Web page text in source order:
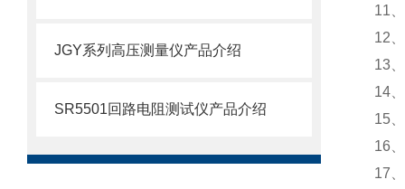
JGY系列高压测量仪产品介绍
SR5501回路电阻测试仪产品介绍
11
12
13
14
15
16
17